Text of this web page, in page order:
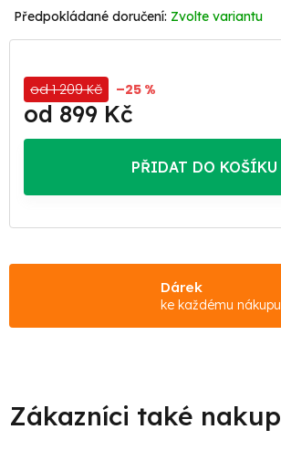
Zvolte variantu
od 1 209 Kč –25 %
od 899 Kč
PŘIDAT DO KOŠÍKU
Dárek
ke každému nákupu